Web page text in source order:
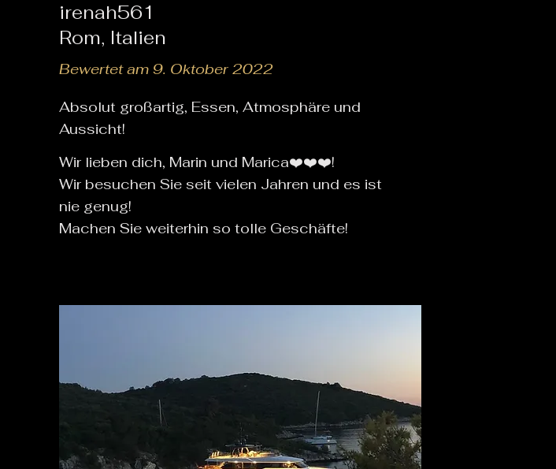
irenah561
Rom, Italien
Bewertet am 9. Oktober 2022
Absolut großartig, Essen, Atmosphäre und
Aussicht!
Wir lieben dich, Marin und Marica❤️❤️❤️!
Wir besuchen Sie seit vielen Jahren und es ist
nie genug!
Machen Sie weiterhin so tolle Geschäfte!